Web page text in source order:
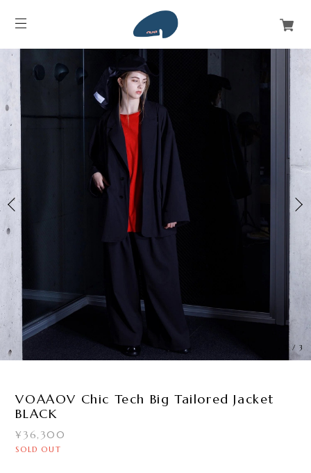
3/3
VOAAOV Chic Tech Big Tailored Jacket
BLACK
¥36,300
SOLD OUT